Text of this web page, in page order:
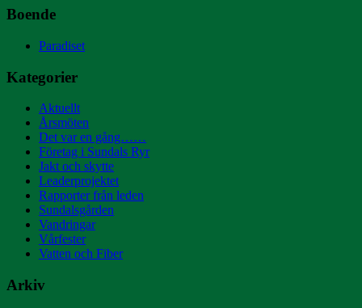
Boende
Paradiset
Kategorier
Aktuellt
Årsmöten
Det var en gång……
Företag i Sundals Ryr
Jakt och skytte
Leaderprojektet
Rapporter från leden
Sundalsgården
Vandringar
Vårfester
Vatten och Fiber
Arkiv